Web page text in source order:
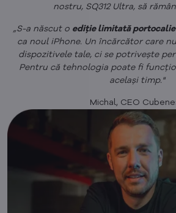
nostru, SQ312 Ultra, să
„S-a născut o ediție limitată portocalie
ca noul iPhone. Un încărcător care
dispozitivele tale, ci se potrivește
Pentru că tehnologia poate fi
același timp."
Michal, CEO